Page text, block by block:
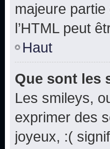
majeure
l’HTML peut
Haut
Que sont les
Les smileys,
exprimer des
joyeux, :(